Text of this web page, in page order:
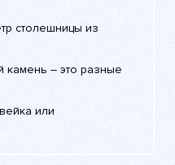
столешницы из
камень – это разные
или